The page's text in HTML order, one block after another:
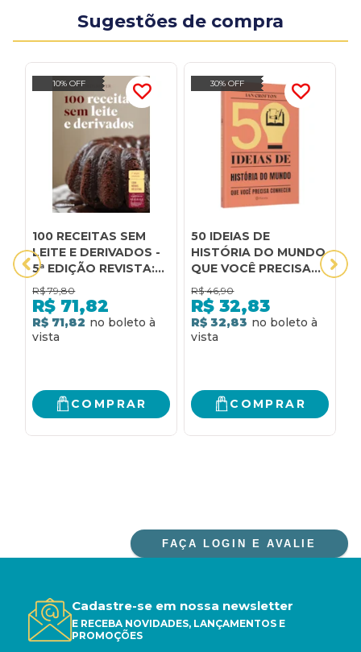
Sugestões de compra
10% OFF
100 RECEITAS SEM
LEITE E DERIVADOS -
5ª EDIÇÃO REVISTA:
COM NOVAS
RECEITAS
R$ 79,80
R$ 71,82
R$ 71,82
COMPRAR
30% OFF
50 IDEIAS DE
HISTÓRIA DO MUNDO
QUE VOCÊ PRECISA
CONHECER:
CONCEITOS
IMPORTANTES DE
HISTÓRIA DO MUNDO
R$ 46,90
R$ 32,83
R$ 32,83
COMPRAR
FAÇA LOGIN E AVALIE
Cadastre-se em nossa newsletter
E RECEBA NOVIDADES, LANÇAMENTOS E
PROMOÇÕES